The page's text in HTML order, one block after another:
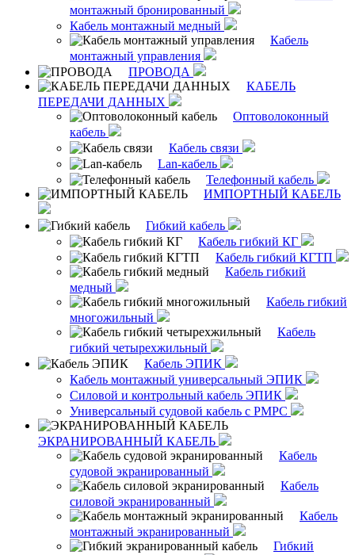
монтажный бронированный
Кабель монтажный медный
Кабель
монтажный управления
ПРОВОДА
КАБЕЛЬ
ПЕРЕДАЧИ ДАННЫХ
Оптоволоконный
кабель
Кабель связи
Lan-кабель
Телефонный кабель
ИМПОРТНЫЙ КАБЕЛЬ
Гибкий кабель
Кабель гибкий КГ
Кабель гибкий КГТП
Кабель гибкий
медный
Кабель гибкий
многожильный
Кабель
гибкий четырехжильный
Кабель ЭПИК
Кабель монтажный универсальный ЭПИК
Силовой и контрольный кабель ЭПИК
Универсальный судовой кабель с РМРС
ЭКРАНИРОВАННЫЙ КАБЕЛЬ
Кабель
судовой экранированный
Кабель
силовой экранированный
Кабель
монтажный экранированный
Гибкий